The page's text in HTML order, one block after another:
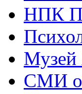
НПК
СМИ о